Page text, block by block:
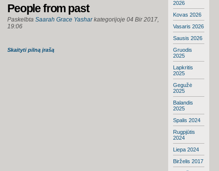
2026
Kovas 2026
Vasaris 2026
Sausis 2026
Gruodis
2025
Lapkritis
2025
Gegužė
2025
Balandis
2025
Spalis 2024
Rugpjūtis
2024
Liepa 2024
Birželis 2017
People from past
Paskelbta Saarah Grace Yasharkategorijoje 04 Bir 2017,
19:06
Skaityti pilną įrašą